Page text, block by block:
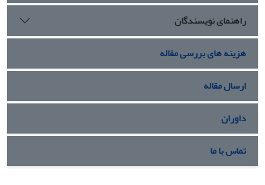
راهنمای نویسندگان
هزینه های بررسی مقاله
ارسال مقاله
داوران
تماس با ما